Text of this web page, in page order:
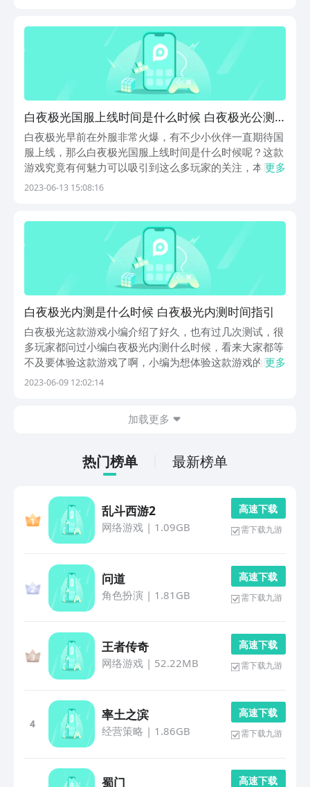
白夜极光国服上线时间是什么时候 白夜极光公测
时间说明​
白夜极光早前在外服非常火爆，有不少小伙伴一直期待国
服上线，那么白夜极光国服上线时间是什么时候呢？这款
游戏究竟有何魅力可以吸引到这么多玩家的关注，本期内
容就将重点给大家介绍下白夜极光公测时间，并顺带着聊
#《《...
更多
2023-06-13 15:08:16
白夜极光内测是什么时候 白夜极光内测时间指引
白夜极光这款游戏小编介绍了好久，也有过几次测试，很
多玩家都问过小编白夜极光内测什么时候，看来大家都等
不及要体验这款游戏了啊，小编为想体验这款游戏的玩家
收集了最新的上线消息，如果你也想参与这款游戏的话，
更多
2023-06-09 12:02:14
加载更多
热门榜单 最新榜单
乱斗西游2
网络游戏| 1.09GB
高 速 下 载
需下载九游
问道
角色扮演 | 1.81GB
高 速 下 载
需下载九游
王者传奇
网络游戏| 52.22MB
高 速 下 载
需下载九游
4
率土之滨
经营策略 | 1.86GB
高 速 下 载
需下载九游
蜀门 高 速 下 载